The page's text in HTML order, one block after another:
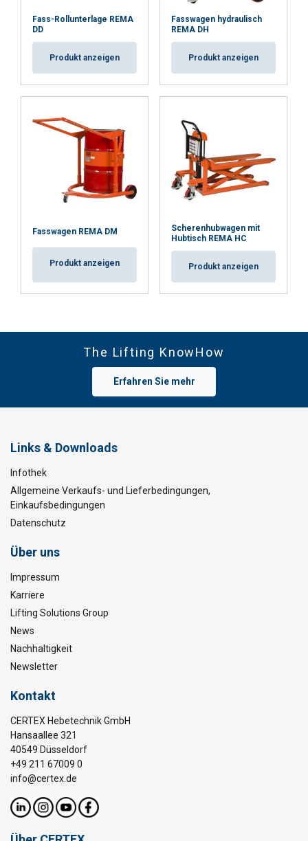
Fass-Rollunterlage REMA
DD
Produkt anzeigen
Fasswagen hydraulisch
REMA DH
Produkt anzeigen
Fasswagen REMA DM
Produkt anzeigen
Scherenhubwagen mit
Hubtisch REMA HC
Produkt anzeigen
The Lifting KnowHow
Erfahren Sie mehr
Links & Downloads
Infothek
Allgemeine Verkaufs- und Lieferbedingungen,
Einkaufsbedingungen
Datenschutz
Über uns
Impressum
Karriere
Lifting Solutions Group
News
Nachhaltigkeit
Newsletter
Kontakt
CERTEX Hebetechnik GmbH
Hansaallee 321
40549 Düsseldorf
+49 211 67009 0
info@certex.de